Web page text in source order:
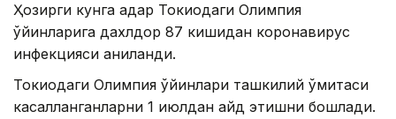
Ҳозирги кунга қадар Токиодаги Олимпия
ўйинларига дахлдор 87 кишидан коронавирус
инфекцияси аниқланди.
Токиодаги Олимпия ўйинлари ташкилий қўмитаси
касалланганларни 1 июлдан қайд этишни бошлади.